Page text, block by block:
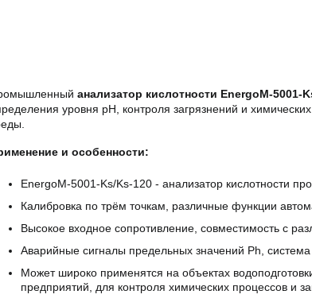
анализатор кислотности EnergoM-5001-
уровня pH, контроля загрязнений и
и особенности:
EnergoM-5001-Ks/Ks-120 - анализатор кислотности
Калибровка по трём точкам, различные функции
Высокое входное сопротивление, совместимость с
Аварийные сигналы предельных значений Ph,
Может широко применятся на объектах
предприятий, для контроля химических процессов и